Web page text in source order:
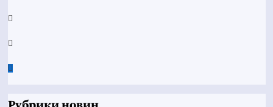
Instagram
Twitter
Google